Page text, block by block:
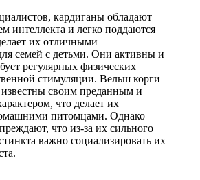
кардиганы обладают
интеллекта и легко поддаются
их отличными
семей с детьми. Они активны и
регулярных физических
стимуляции. Вельш корги
известны своим преданным и
что делает их
питомцами. Однако
что из-за их сильного
важно социализировать их